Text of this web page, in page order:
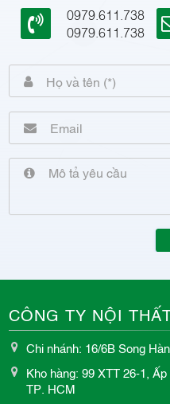
0979.611.738
0979.611.738
CÔNG TY NỘI
Chi nhánh: 16/6B Song
Kho hàng: 99 XTT 26-1,
TP. HCM